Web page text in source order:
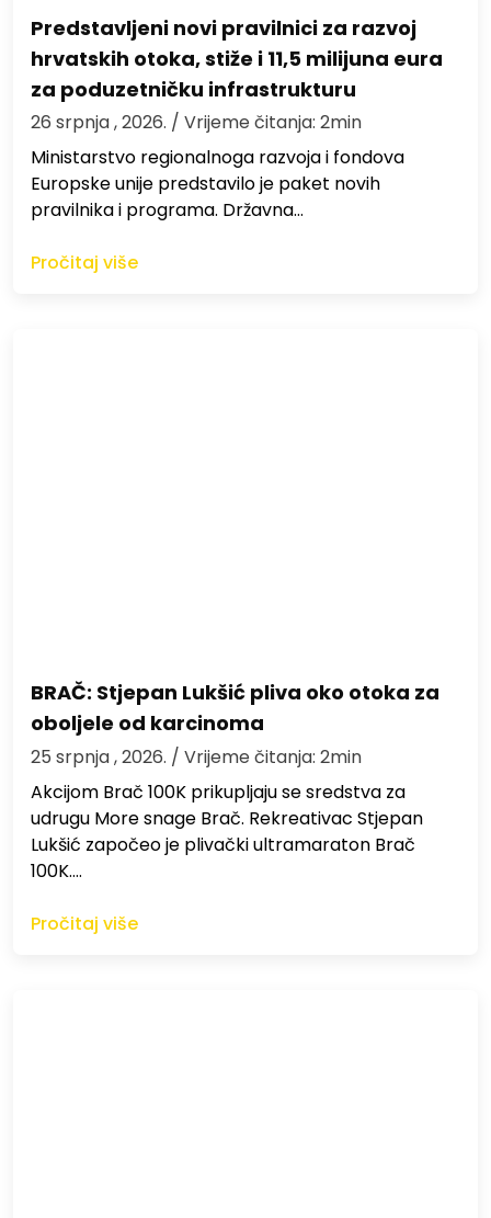
Predstavljeni novi pravilnici za razvoj
hrvatskih otoka, stiže i 11,5 milijuna eura
za poduzetničku infrastrukturu
26 srpnja , 2026. / Vrijeme čitanja: 2min
Ministarstvo regionalnoga razvoja i fondova
Europske unije predstavilo je paket novih
pravilnika i programa. Državna…
Pročitaj više
BRAČ: Stjepan Lukšić pliva oko otoka za
oboljele od karcinoma
25 srpnja , 2026. / Vrijeme čitanja: 2min
Akcijom Brač 100K prikupljaju se sredstva za
udrugu More snage Brač. Rekreativac Stjepan
Lukšić započeo je plivački ultramaraton Brač
100K.…
Pročitaj više